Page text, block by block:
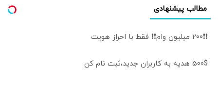
مطالب پیشنهادی
❗❗200 میلیون وام❗❗ فقط با احراز هویت
500$ هدیه به کاربران جدید،ثبت نام کن